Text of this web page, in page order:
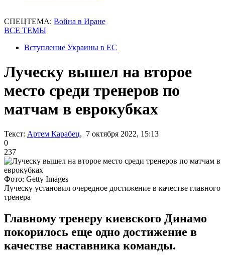
СПЕЦТЕМА: Война в Иране
ВСЕ ТЕМЫ
Вступление Украины в ЕС
Луческу вышел на второе
место среди тренеров по
матчам в еврокубках
Текст: Артем Карабец, 7 октября 2022, 15:13
0
237
Фото: Getty Images
Луческу установил очередное достижение в качестве главного
тренера
Главному тренеру киевского Динамо
покорилось еще одно достижение в
качестве наставника команды.